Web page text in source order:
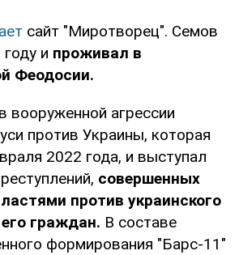
сайт "Миротворец". Семов
и проживал в
Феодосии.
вооруженной агрессии
против Украины, которая
2022 года, и выступал
совершенных
против украинского
граждан. В составе
формирования "Барс-11"